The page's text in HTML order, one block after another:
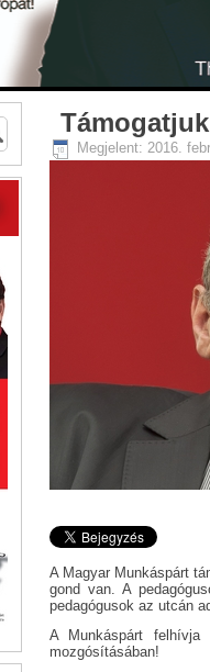
Megjelent: 2016.
A Magyar Munkáspárt
gond van. A
pedagógusok az utcán
A Munkáspárt felhívja
mozgósításában!